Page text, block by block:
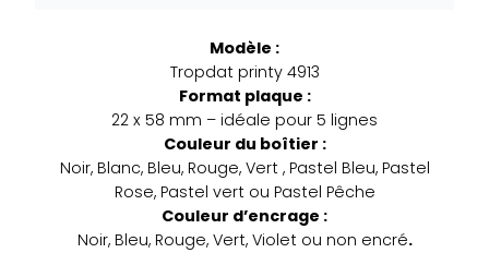
Modèle :
Tropdat printy 4913
Format plaque :
22 x 58 mm – idéale pour 5 lignes
Couleur du boîtier :
Noir, Blanc, Bleu, Rouge, Vert , Pastel Bleu, Pastel
Rose, Pastel vert ou Pastel Pêche
Couleur d’encrage :
Noir, Bleu, Rouge, Vert, Violet ou non encré.